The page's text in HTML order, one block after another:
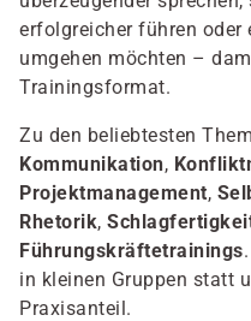
erfolgreicher führen
umgehen möchten –
Trainingsformat.
Zu den beliebtesten
Kommunikation,
Projektmanagement,
Rhetorik,
Führungskräftetrainings
in kleinen Gruppen statt
Praxisanteil.